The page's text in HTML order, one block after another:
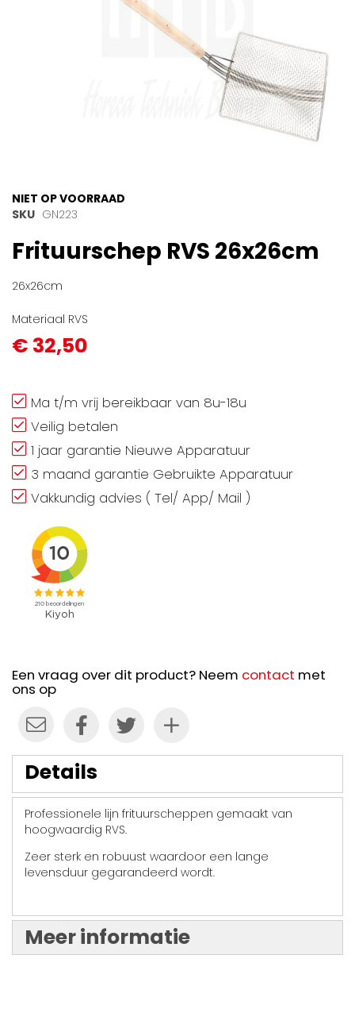
Ga
naar
begin
van
afbeeldingen-
NIET OP VOORRAAD
SKU GN223
Frituurschep RVS 26x26cm
26x26cm
Materiaal RVS
€ 32,50
Ma t/m vrij bereikbaar van 8u-18u
Veilig betalen
1 jaar garantie Nieuwe Apparatuur
3 maand garantie Gebruikte Apparatuur
Vakkundig advies ( Tel/ App/ Mail )
Een vraag over dit product? Neem contact met
ons op
Details
Professionele lijn frituurscheppen gemaakt van
hoogwaardig RVS.
Zeer sterk en robuust waardoor een lange
levensduur gegarandeerd wordt.
Meer informatie